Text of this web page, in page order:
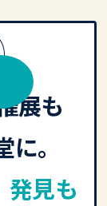
展も
。
発見も